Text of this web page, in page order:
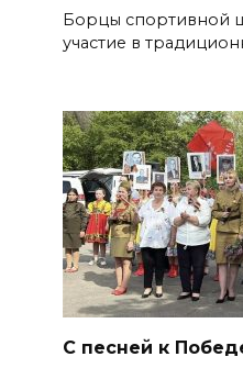
Борцы спортивной
участие в
С песней к